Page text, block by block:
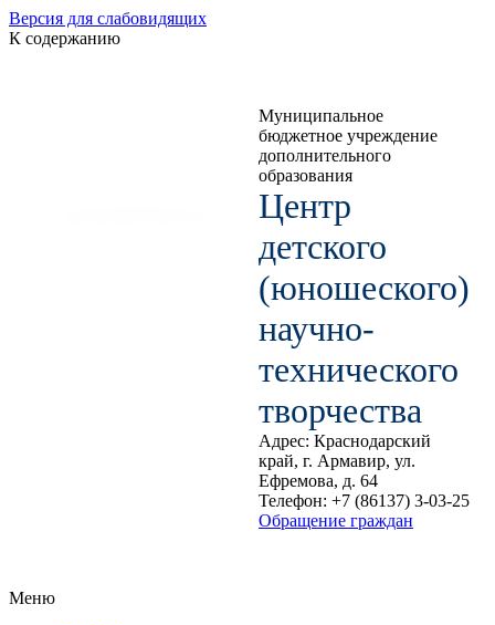
Версия для слабовидящих
К содержанию
Муниципальное
бюджетное учреждение
дополнительного
образования
Центр
детского
(юношеского)
научно-
технического
творчества
Адрес: Краснодарский
край, г. Армавир, ул.
Ефремова, д. 64
Телефон: +7 (86137) 3-03-25
Обращение граждан
Меню